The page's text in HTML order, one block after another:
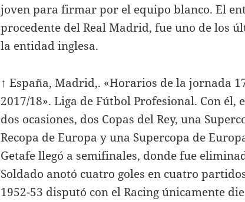
joven para firmar por el equipo blanco. El
procedente del Real Madrid, fue uno de los
la entidad inglesa.
↑ España, Madrid,. «Horarios de la jornada
2017/18». Liga de Fútbol Profesional. Con él,
dos ocasiones, dos Copas del Rey, una
Recopa de Europa y una Supercopa de
Getafe llegó a semifinales, donde fue
Soldado anotó cuatro goles en cuatro
1952-53 disputó con el Racing únicamente